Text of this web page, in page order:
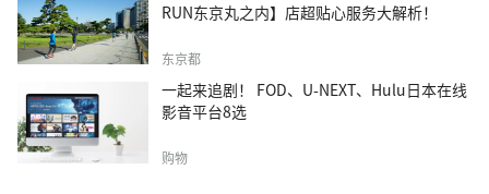
RUN东京丸之内】店超贴心服务大解析！
东京都
一起来追剧！ FOD、U-NEXT、Hulu日本在线
影音平台8选
购物